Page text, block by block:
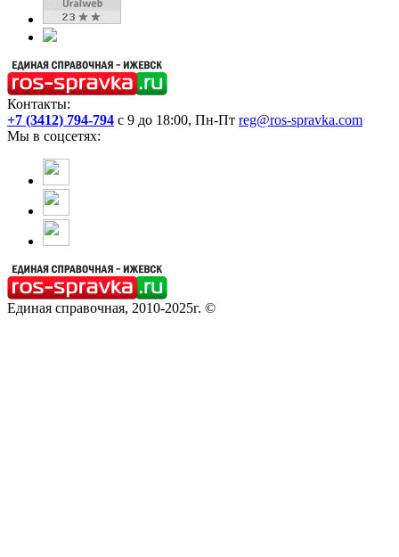
Контакты:
+7 (3412) 794-794 с 9 до 18:00, Пн-Пт reg@ros-spravka.com
Мы в соцсетях:
Единая справочная, 2010-2025г. ©